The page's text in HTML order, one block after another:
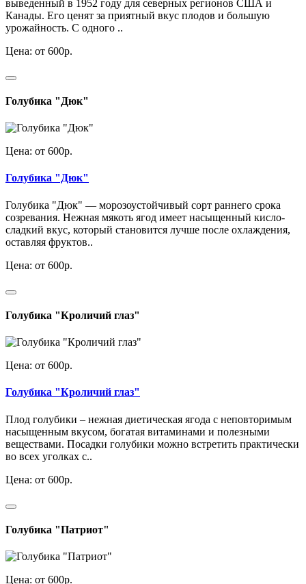
выведенный в 1952 году для северных регионов США и
Канады. Его ценят за приятный вкус плодов и большую
урожайность. С одного ..
Цена: от 600р.
Голубика "Дюк"
Цена: от 600р.
Голубика "Дюк"
Голубика "Дюк" — морозоустойчивый сорт раннего срока
созревания. Нежная мякоть ягод имеет насыщенный кисло-
сладкий вкус, который становится лучше после охлаждения,
оставляя фруктов..
Цена: от 600р.
Голубика "Кроличий глаз"
Цена: от 600р.
Голубика "Кроличий глаз"
Плод голубики – нежная диетическая ягода с неповторимым
насыщенным вкусом, богатая витаминами и полезными
веществами. Посадки голубики можно встретить практически
во всех уголках с..
Цена: от 600р.
Голубика "Патриот"
Цена: от 600р.